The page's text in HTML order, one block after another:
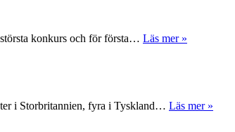
konkurs och för första… Läs mer »
i Storbritannien, fyra i Tyskland… Läs mer »